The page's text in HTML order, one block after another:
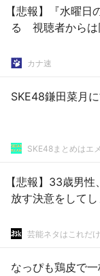
【悲報】『水曜
る 視聴者からは
カナ速
SKE48鎌田菜月に
SKE48まとめはエ
【悲報】33歳男
放す決意をしてし
芸能ネタはこれだ
なっぴも鶏皮で